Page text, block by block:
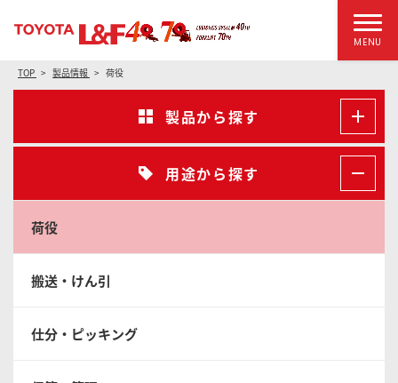
MENU
TOP 製品情報 荷役
製品から探す
用途から探す
荷役
搬送・けん引
仕分・ピッキング